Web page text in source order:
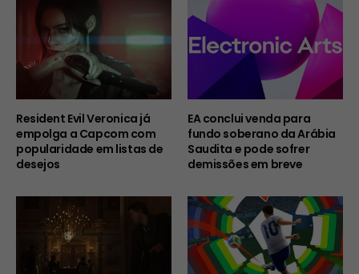
Resident Evil Veronica já
empolga a Capcom com
popularidade em listas de
desejos
EA conclui venda para
fundo soberano da Arábia
Saudita e pode sofrer
demissões em breve